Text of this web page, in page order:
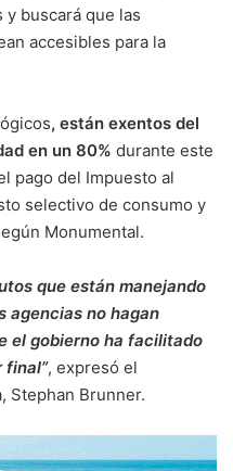
buscará que las
accesibles para la
, están exentos del
en un 80% durante este
pago del Impuesto al
selectivo de consumo y
Monumental.
que están manejando
agencias no hagan
el gobierno ha facilitado
final”, expresó el
Stephan Brunner.